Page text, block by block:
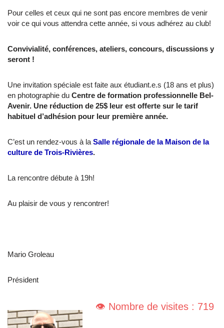
Pour celles et ceux qui ne sont pas encore membres de venir
voir ce qui vous attendra cette année, si vous adhérez au club!
Convivialité, conférences, ateliers, concours, discussions y
seront !
Une invitation spéciale est faite aux étudiant.e.s (18 ans et plus)
en photographie du Centre de formation professionnelle Bel-
Avenir. Une réduction de 25$ leur est offerte sur le tarif
habituel d’adhésion pour leur première année.
C’est un rendez-vous à la Salle régionale de la Maison de la
culture de Trois-Rivières.
La rencontre débute à 19h!
Au plaisir de vous y rencontrer!
Mario Groleau
Président
👁️ Nombre de visites : 719